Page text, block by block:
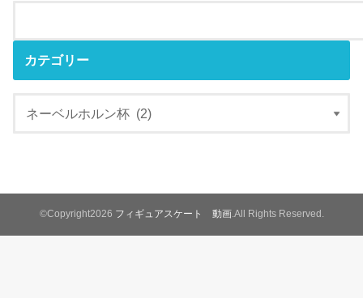
カテゴリー
©Copyright2026 フィギュアスケート 動画.All Rights Reserved.